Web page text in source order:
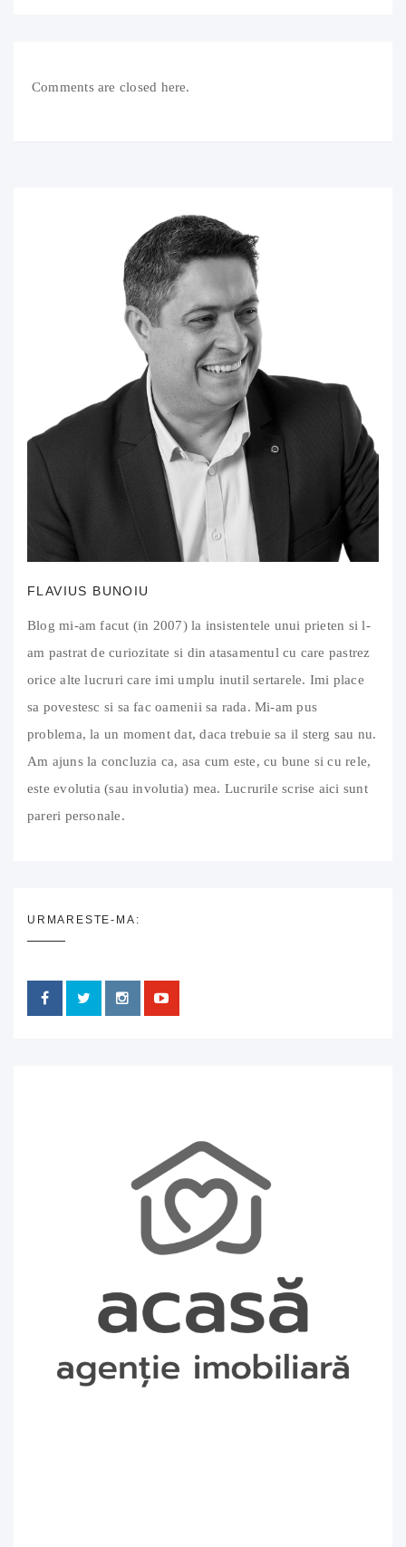
Comments are closed here.
FLAVIUS BUNOIU
Blog mi-am facut (in 2007) la insistentele unui prieten si l-
am pastrat de curiozitate si din atasamentul cu care pastrez
orice alte lucruri care imi umplu inutil sertarele. Imi place
sa povestesc si sa fac oamenii sa rada. Mi-am pus
problema, la un moment dat, daca trebuie sa il sterg sau nu.
Am ajuns la concluzia ca, asa cum este, cu bune si cu rele,
este evolutia (sau involutia) mea. Lucrurile scrise aici sunt
pareri personale.
URMARESTE-MA: